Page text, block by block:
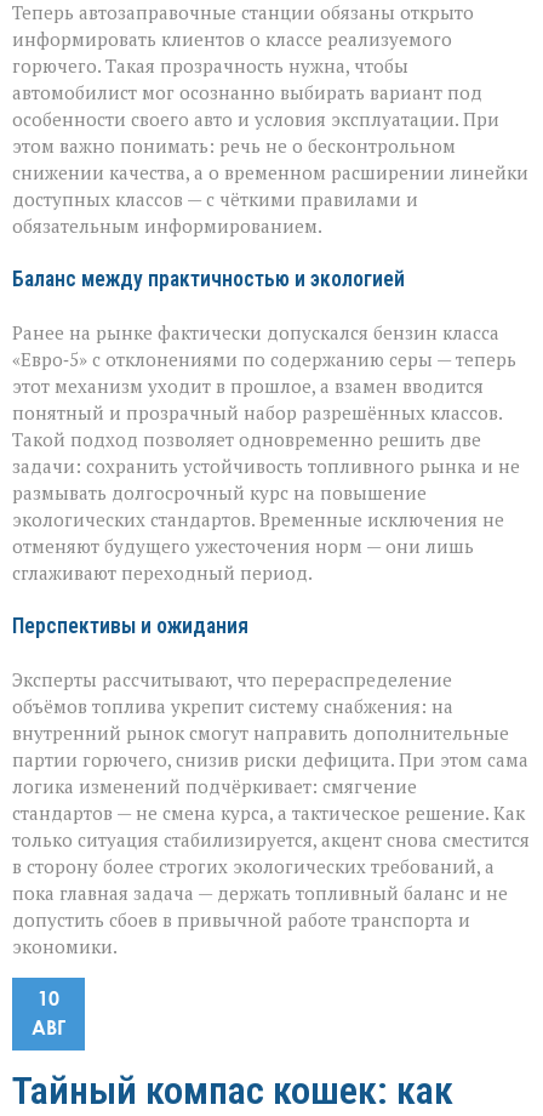
Теперь автозаправочные станции обязаны открыто
информировать клиентов о классе реализуемого
горючего. Такая прозрачность нужна, чтобы
автомобилист мог осознанно выбирать вариант под
особенности своего авто и условия эксплуатации. При
этом важно понимать: речь не о бесконтрольном
снижении качества, а о временном расширении линейки
доступных классов — с чёткими правилами и
обязательным информированием.
Баланс между практичностью и экологией
Ранее на рынке фактически допускался бензин класса
«Евро‑5» с отклонениями по содержанию серы — теперь
этот механизм уходит в прошлое, а взамен вводится
понятный и прозрачный набор разрешённых классов.
Такой подход позволяет одновременно решить две
задачи: сохранить устойчивость топливного рынка и не
размывать долгосрочный курс на повышение
экологических стандартов. Временные исключения не
отменяют будущего ужесточения норм — они лишь
сглаживают переходный период.
Перспективы и ожидания
Эксперты рассчитывают, что перераспределение
объёмов топлива укрепит систему снабжения: на
внутренний рынок смогут направить дополнительные
партии горючего, снизив риски дефицита. При этом сама
логика изменений подчёркивает: смягчение
стандартов — не смена курса, а тактическое решение. Как
только ситуация стабилизируется, акцент снова сместится
в сторону более строгих экологических требований, а
пока главная задача — держать топливный баланс и не
допустить сбоев в привычной работе транспорта и
экономики.
10
АВГ
Тайный компас кошек: как